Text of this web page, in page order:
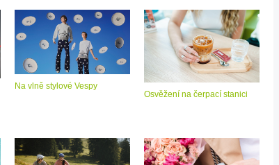
Na vlně stylové Vespy
Osvěžení na čerpací stanici